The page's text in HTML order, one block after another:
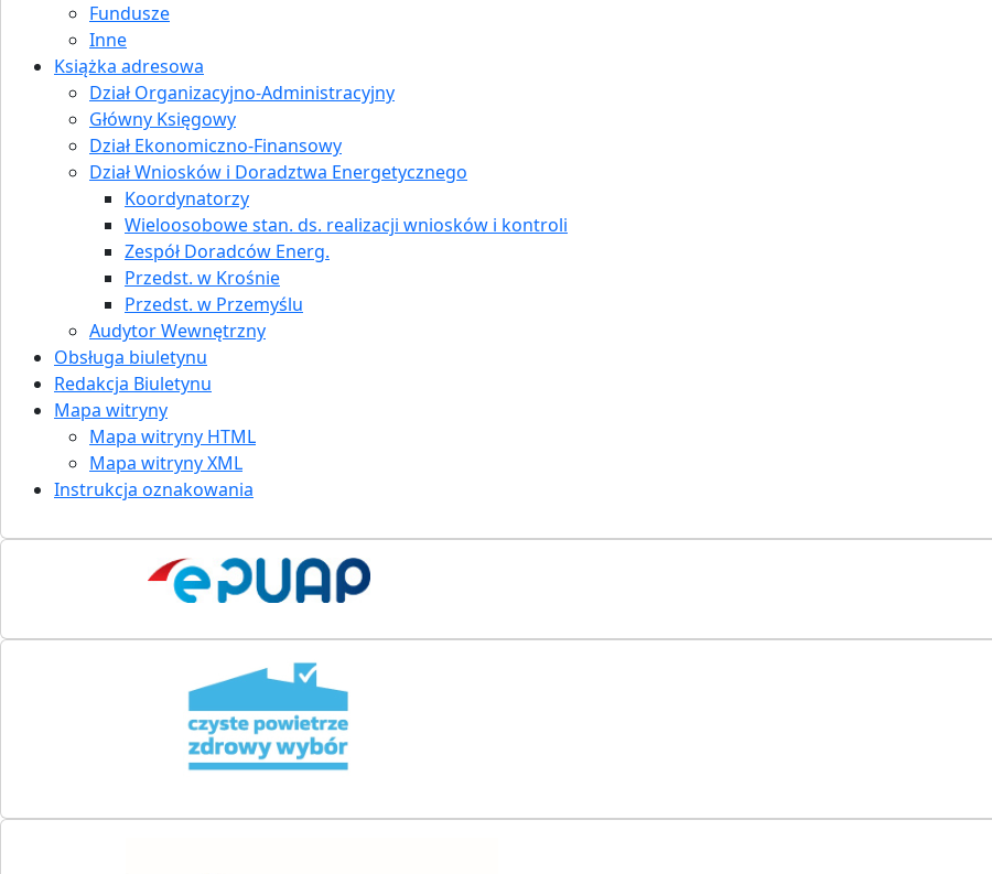
Fundusze
Inne
Książka adresowa
Dział Organizacyjno-Administracyjny
Główny Księgowy
Dział Ekonomiczno-Finansowy
Dział Wniosków i Doradztwa Energetycznego
Koordynatorzy
Wieloosobowe stan. ds. realizacji wniosków i kontroli
Zespół Doradców Energ.
Przedst. w Krośnie
Przedst. w Przemyślu
Audytor Wewnętrzny
Obsługa biuletynu
Redakcja Biuletynu
Mapa witryny
Mapa witryny HTML
Mapa witryny XML
Instrukcja oznakowania